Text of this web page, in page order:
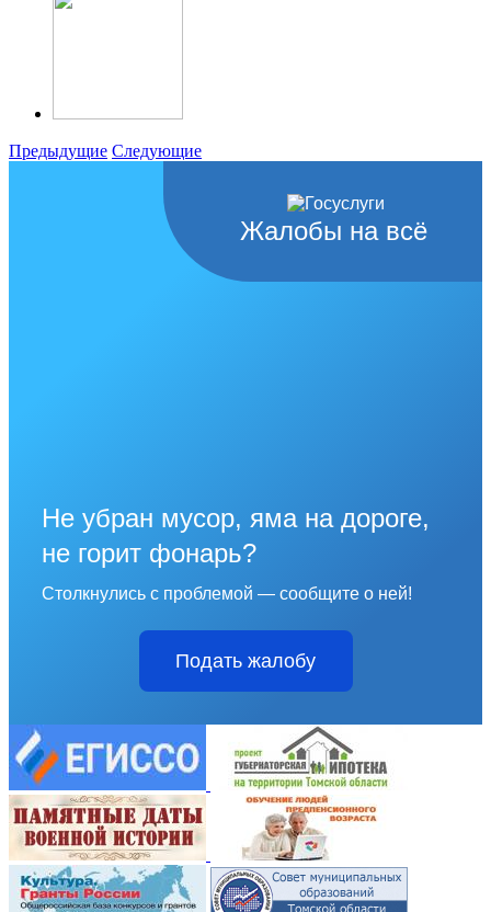
Предыдущие Следующие
Жалобы на всё
Не убран мусор, яма на дороге,
не горит фонарь?
Столкнулись с проблемой — сообщите о ней!
Подать жалобу